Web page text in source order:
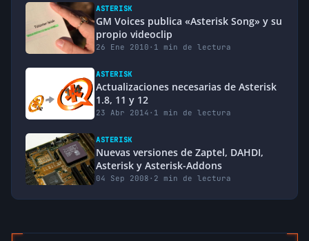
ASTERISK
GM Voices publica «Asterisk Song» y su
propio videoclip
26 Ene 2010 · 1 min de lectura
ASTERISK
Actualizaciones necesarias de Asterisk
1.8, 11 y 12
23 Abr 2014 · 1 min de lectura
ASTERISK
Nuevas versiones de Zaptel, DAHDI,
Asterisk y Asterisk-Addons
04 Sep 2008 · 2 min de lectura